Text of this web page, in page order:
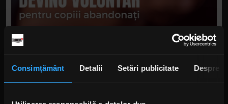
Consimțământ Detalii Setări publicitate Despre
Copiii au mare nevoie de implicare și stabilitate. E